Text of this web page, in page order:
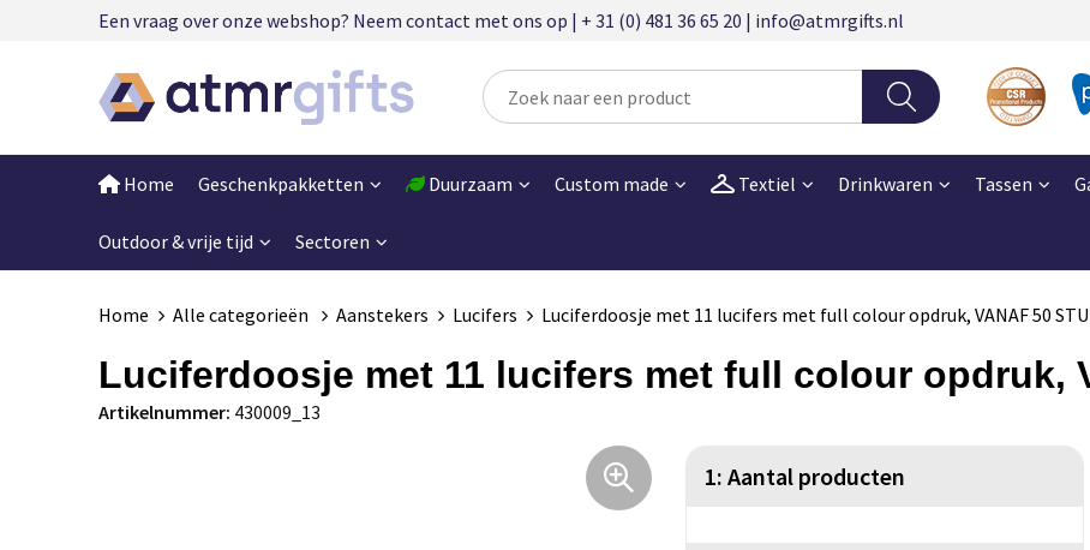
Een vraag over onze webshop? Neem contact met ons op | + 31 (0) 481 36 65 20 | info@atmrgifts.nl
Home Geschenkpakketten Duurzaam Custom made Textiel Drinkwaren Tassen
Outdoor & vrije tijd Sectoren
Home Alle categorieën Aanstekers Lucifers Luciferdoosje met 11 lucifers met full colour opdruk, VANAF 50
Luciferdoosje met 11 lucifers met full colour opdruk,
Artikelnummer: 430009_13
1: Aantal producten